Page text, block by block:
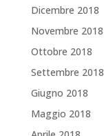
Dicembre 2018
Novembre 2018
Ottobre 2018
Settembre 2018
Giugno 2018
Maggio 2018